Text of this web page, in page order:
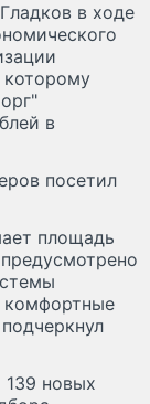
в ходе
которому
в
посетил
площадь
комфортные
139 новых